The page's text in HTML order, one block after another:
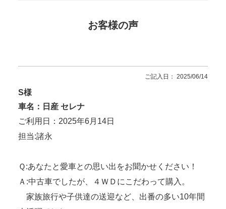
お客様の声
ご記入日： 2025/06/14
S様
車名：日産 セレナ
ご利用日：2025年6月14日
担当:諸永
Ｑ:あなたと愛車との思い出をお聞かせください！
Ａ:中古車でしたが、４ＷＤにこだわって購入。
家族旅行や子供達の送迎など、出番の多い10年間